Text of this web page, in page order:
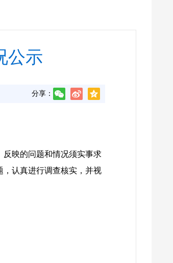
公示
分享：
映的问题和情况须实事求
认真进行调查核实，并视